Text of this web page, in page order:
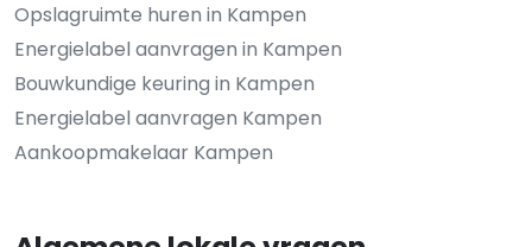
Opslagruimte huren in Kampen
Energielabel aanvragen in Kampen
Bouwkundige keuring in Kampen
Energielabel aanvragen Kampen
Aankoopmakelaar Kampen